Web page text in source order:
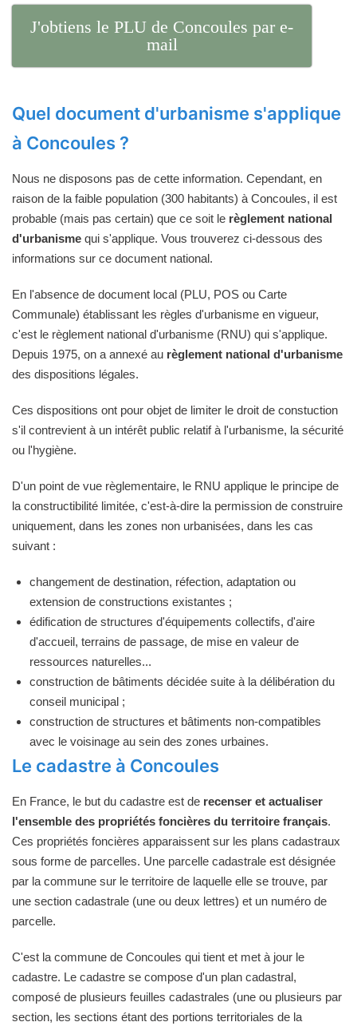
J'obtiens le PLU de Concoules par e-
mail
Quel document d'urbanisme s'applique
à Concoules ?
Nous ne disposons pas de cette information. Cependant, en
raison de la faible population (300 habitants) à Concoules, il est
probable (mais pas certain) que ce soit le règlement national
d'urbanisme qui s'applique. Vous trouverez ci-dessous des
informations sur ce document national.
En l'absence de document local (PLU, POS ou Carte
Communale) établissant les règles d'urbanisme en vigueur,
c'est le règlement national d'urbanisme (RNU) qui s'applique.
Depuis 1975, on a annexé au règlement national d'urbanisme
des dispositions légales.
Ces dispositions ont pour objet de limiter le droit de constuction
s'il contrevient à un intérêt public relatif à l'urbanisme, la sécurité
ou l'hygiène.
D'un point de vue règlementaire, le RNU applique le principe de
la constructibilité limitée, c'est-à-dire la permission de construire
uniquement, dans les zones non urbanisées, dans les cas
suivant :
changement de destination, réfection, adaptation ou
extension de constructions existantes ;
édification de structures d'équipements collectifs, d'aire
d'accueil, terrains de passage, de mise en valeur de
ressources naturelles...
construction de bâtiments décidée suite à la délibération du
conseil municipal ;
construction de structures et bâtiments non-compatibles
avec le voisinage au sein des zones urbaines.
Le cadastre à Concoules
En France, le but du cadastre est de recenser et actualiser
l'ensemble des propriétés foncières du territoire français.
Ces propriétés foncières apparaissent sur les plans cadastraux
sous forme de parcelles. Une parcelle cadastrale est désignée
par la commune sur le territoire de laquelle elle se trouve, par
une section cadastrale (une ou deux lettres) et un numéro de
parcelle.
C'est la commune de Concoules qui tient et met à jour le
cadastre. Le cadastre se compose d'un plan cadastral,
composé de plusieurs feuilles cadastrales (une ou plusieurs par
section, les sections étant des portions territoriales de la